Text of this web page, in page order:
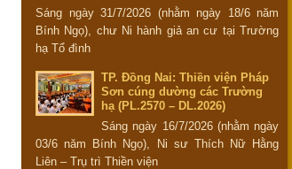
Sáng ngày 31/7/2026 (nhằm ngày 18/6 năm
Bính Ngọ), chư Ni hành giả an cư tại Trường
hạ Tổ đình
TP. Đồng Nai: Thiền viện Pháp
Sơn cúng dường các Trường
hạ (PL.2570 – DL.2026)
Sáng ngày 16/7/2026 (nhằm ngày
03/6 năm Bính Ngọ), Ni sư Thích Nữ Hằng
Liên – Trụ trì Thiền viện